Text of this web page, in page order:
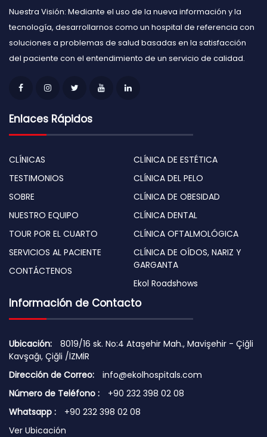
Nuestra Visión: Mediante el uso de la nueva información y la
tecnología, desarrollarnos como un hospital de referencia con
soluciones a problemas de salud basadas en la satisfacción
del paciente con el entendimiento de un servicio de calidad.
Enlaces Rápidos
CLÍNICAS
TESTIMONIOS
SOBRE
NUESTRO EQUIPO
TOUR POR EL CUARTO
SERVICIOS AL PACIENTE
CONTÁCTENOS
CLÍNICA DE ESTÉTICA
CLÍNICA DEL PELO
CLÍNICA DE OBESIDAD
CLÍNICA DENTAL
CLÍNICA OFTALMOLÓGICA
CLÍNICA DE OÍDOS, NARIZ Y
GARGANTA
Ekol Roadshows
Información de Contacto
Ubicación:
8019/16 sk. No:4 Ataşehir Mah., Mavişehir - Çiğli
Kavşağı, Çiğli /İZMİR
Dirección de Correo:
info@ekolhospitals.com
Número de Teléfono :
+90 232 398 02 08
Whatsapp :
+90 232 398 02 08
Ver Ubicación